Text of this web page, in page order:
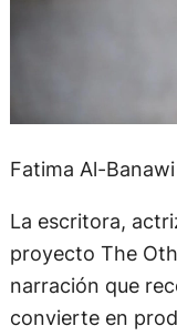
Fatima Al-Banawi
La escritora,
proyecto The
narración que
convierte en